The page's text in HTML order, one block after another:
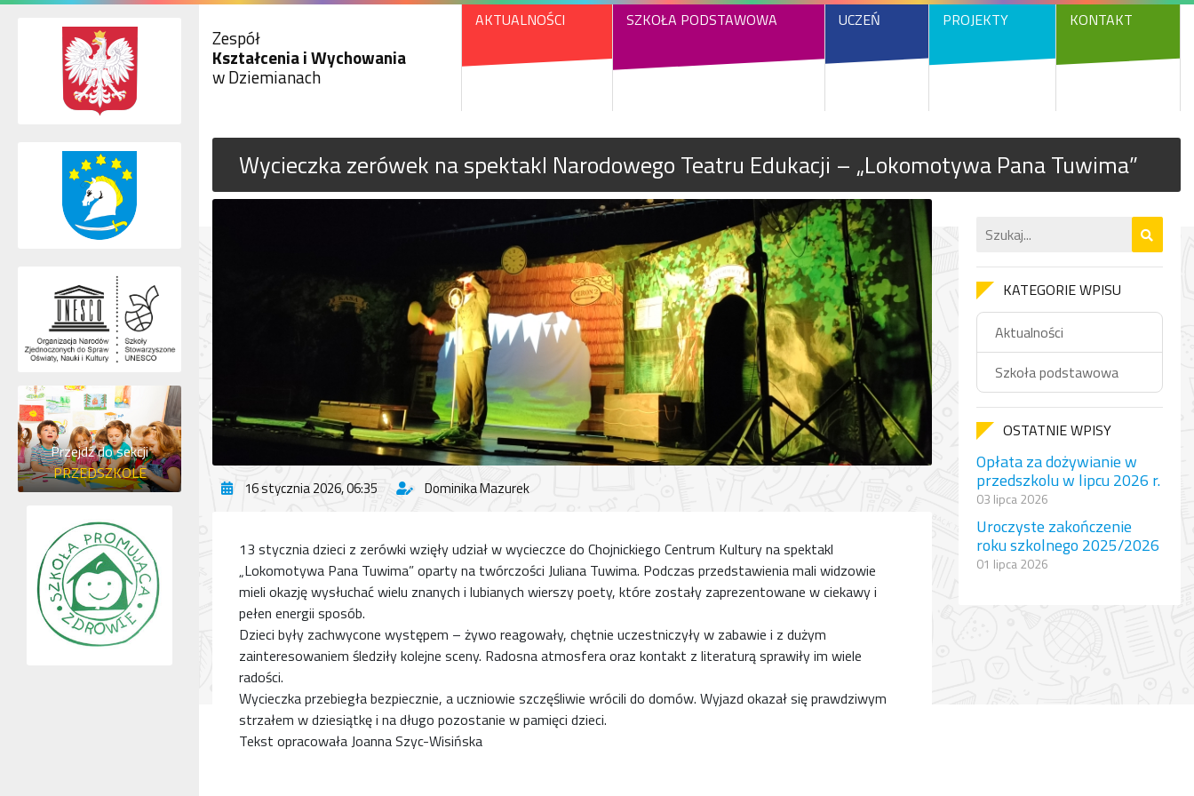
Zespół
Kształcenia i Wychowania
w Dziemianach
AKTUALNOŚCI SZKOŁA PODSTAWOWA UCZEŃ PROJEKTY KONTAKT
Wycieczka zerówek na spektakl Narodowego Teatru Edukacji – „Lokomotywa Pana Tuwima”
16 stycznia 2026, 06:35 Dominika Mazurek
13 stycznia dzieci z zerówki wzięły udział w wycieczce do Chojnickiego Centrum Kultury na spektakl
„Lokomotywa Pana Tuwima” oparty na twórczości Juliana Tuwima. Podczas przedstawienia mali widzowie
mieli okazję wysłuchać wielu znanych i lubianych wierszy poety, które zostały zaprezentowane w ciekawy i
pełen energii sposób.
Dzieci były zachwycone występem – żywo reagowały, chętnie uczestniczyły w zabawie i z dużym
zainteresowaniem śledziły kolejne sceny. Radosna atmosfera oraz kontakt z literaturą sprawiły im wiele
radości.
Wycieczka przebiegła bezpiecznie, a uczniowie szczęśliwie wrócili do domów. Wyjazd okazał się prawdziwym
strzałem w dziesiątkę i na długo pozostanie w pamięci dzieci.
Tekst opracowała Joanna Szyc-Wisińska
KATEGORIE WPISU
Aktualności
Szkoła podstawowa
OSTATNIE WPISY
Opłata za dożywianie w
przedszkolu w lipcu 2026 r.
03 lipca 2026
Uroczyste zakończenie
roku szkolnego 2025/2026
01 lipca 2026
Przejdź do sekcji
PRZEDSZKOLE